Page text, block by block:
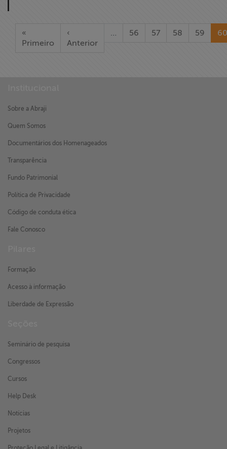
«
Primeiro
‹
Anterior
56 57 58 59 60
Sobre a Abraji
Quem Somos
Documentários dos Homenageados
Transparência
Fundo Patrimonial
Política de Privacidade
Código de conduta ética
Fale Conosco
Formação
Acesso à informação
Liberdade de Expressão
Seminário de pesquisa
Congressos
Cursos
Help Desk
Notícias
Projetos